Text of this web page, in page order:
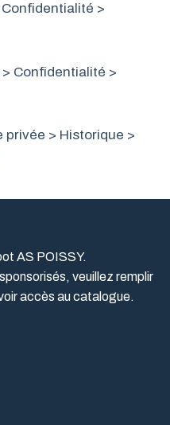
>
Confidentialité >
privée > Historique >
AS POISSY.
veuillez remplir
accès au catalogue.